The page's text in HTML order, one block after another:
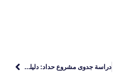
دراسة جدوى مشروع حداد: دليلك الشامل لتحقيق الربح